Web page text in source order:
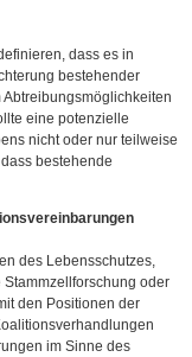
dass es in
bestehender
eine potenzielle
nicht oder nur teilweise
bestehende
des Lebensschutzes,
oder
den Positionen der
im Sinne des